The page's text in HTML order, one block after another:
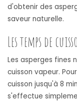
d'obtenir des
saveur naturelle.
Les temps de
Les asperges fines
cuisson vapeur.
cuisson jusqu'à 8
s'effectue